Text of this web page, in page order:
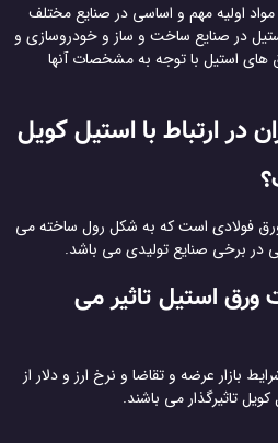
مواد اولیه مهم و اساسی در صنایع مختلف
در صنایع ساخت و ساز و خودروسازی و
استیل با توجه به مشخصات آنها
در ارتباط با استیل کویل
فولادی است که به شکل رول ساخته می
در برخی صنایع تولیدی می باشد.
ورق استیل تاثیر می
بازار عرضه و تقاضا و نرخ ارز و دلار از
تاثیرگذار می باشند.